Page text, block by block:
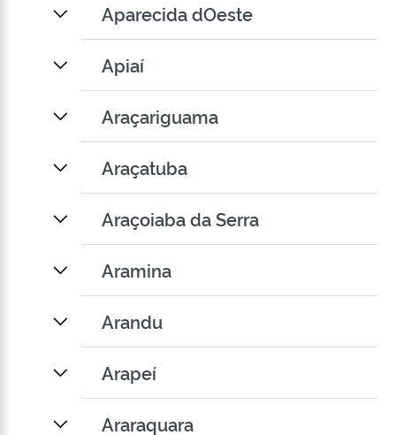
Aparecida dOeste
Apiaí
Araçariguama
Araçatuba
Araçoiaba da Serra
Aramina
Arandu
Arapeí
Araraquara